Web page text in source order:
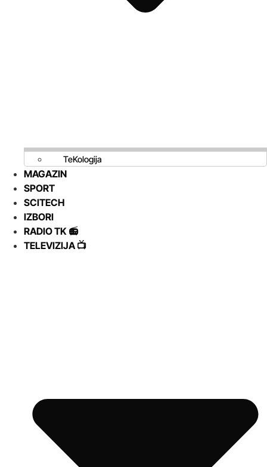
TeKologija
MAGAZIN
SPORT
SCITECH
IZBORI
RADIO TK 📻
TELEVIZIJA 📺